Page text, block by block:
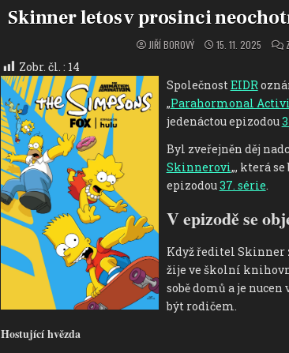
Skinner letos v prosinci
JIŘÍ BOROVÝ 15. 11. 2025
Zobr. čl. : 14
SpolečnostEIDR
„Parahormonal
jedenáctou epizodou
Byl zveřejněn děj
Skinnerovi„, která
epizodou37. série.
V epizodě se
Když ředitel Skinner
žije ve školní
sobě domů a je
být rodičem.
Hostující hvězda